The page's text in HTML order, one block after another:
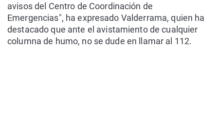
avisos del Centro de Coordinación de
Emergencias", ha expresado Valderrama, quien ha
destacado que ante el avistamiento de cualquier
columna de humo, no se dude en llamar al 112.